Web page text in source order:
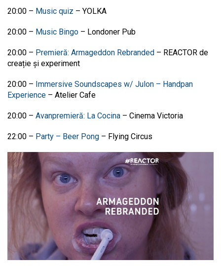
20:00 – Music quiz – YOLKA
20:00 – Music Bingo – Londoner Pub
20:00 – Premieră: Armageddon Rebranded – REACTOR de
creație și experiment
20:00 – Immersive Soundscapes w/ Julon – Handpan
Experience – Atelier Cafe
20:00 – Avanpremieră: La Cocina – Cinema Victoria
22:00 – Party – Beer Pong – Flying Circus